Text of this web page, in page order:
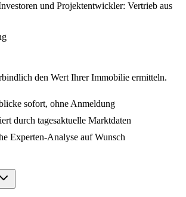
und Projektentwickler: Vertrieb aus
den Wert Ihrer Immobilie ermitteln.
sofort, ohne Anmeldung
durch tagesaktuelle Marktdaten
Experten-Analyse auf Wunsch